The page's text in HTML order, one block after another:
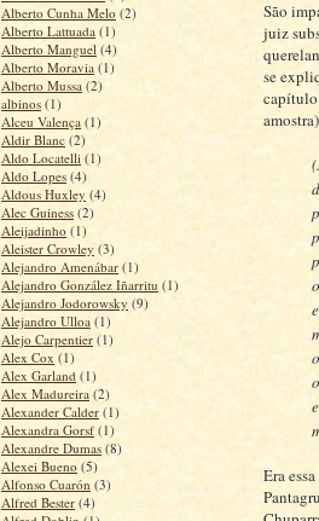
Alberto Cunha Melo (2)
Alberto Lattuada (1)
Alberto Manguel (4)
Alberto Moravia (1)
Alberto Mussa (2)
albinos (1)
Alceu Valença (1)
Aldir Blanc (2)
Aldo Locatelli (1)
Aldo Lopes (4)
Aldous Huxley (4)
Alec Guiness (2)
Aleijadinho (1)
Aleister Crowley (3)
Alejandro Amenábar (1)
Alejandro González Iñarritu (1)
Alejandro Jodorowsky (9)
Alejandro Ulloa (1)
Alejo Carpentier (1)
Alex Cox (1)
Alex Garland (1)
Alex Madureira (2)
Alexander Calder (1)
Alexandra Gorsf (1)
Alexandre Dumas (8)
Alexei Bueno (5)
Alfonso Cuarón (3)
Alfred Bester (4)
São
juiz
se
Era